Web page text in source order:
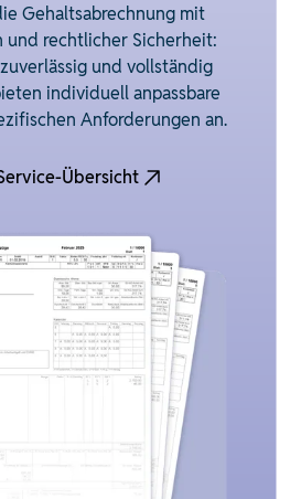
Gehaltsabrechnung mit
und rechtlicher Sicherheit:
und vollständig
individuell anpassbare
Anforderungen an.
Übersicht